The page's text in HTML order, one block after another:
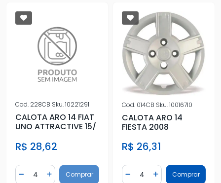
Cod. 228CB Sku.10221291
CALOTA ARO 14 FIAT
UNO ATTRACTIVE 15/
R$ 28,62
Diminuir Quantidade
Quantidade
Adicionar Quantidade
Comprar
Cod. 014CB Sku.10016710
CALOTA ARO 14
FIESTA 2008
R$ 26,31
Diminuir Quantidade
Quantidade
AdicionarComprar